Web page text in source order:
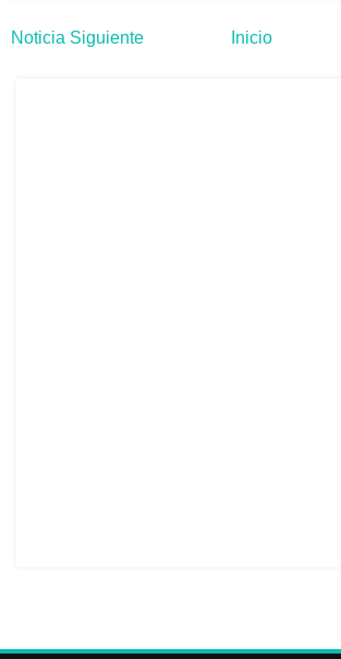
Noticia Siguiente Inicio